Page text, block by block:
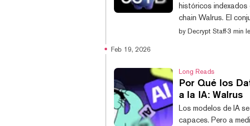
históricos
chain Walrus. El
con Allium, que
by Decrypt Staff·3 min
Feb 19, 2026
Long Reads
Por Qué los
a la IA: Walrus
Los modelos de IA
capaces. Pero a